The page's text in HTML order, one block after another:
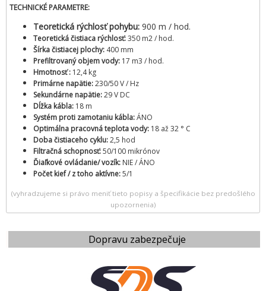
Dopravu zabezpečuje
TECHNICKÉ PARAMETRE:
Teoretická rýchlosť pohybu: 900 m / hod.
Teoretická čistiaca rýchlosť:350 m2 / hod.
Šírka čistiacej plochy: 400 mm
Prefiltrovaný objem vody: 17 m3 / hod.
Hmotnosť : 12,4 kg
Primárne napätie:230/50 V / Hz
Sekundárne napätie:29 V DC
Dĺžka kábla: 18 m
Systém proti zamotaniu kábla:ÁNO
Optimálna pracovná teplota vody: 18 až 32 ° C
Doba čistiaceho cyklu:2,5 hod
Filtračná schopnosť:50/100 mikrónov
Ďiaľkové ovládanie/ vozík: NIE / ÁNO
Počet kief / z toho aktívne:5/1
(vyhradzujeme si právo meniť tieto popisy a špecifikácie bez predošlého
upozornenia)